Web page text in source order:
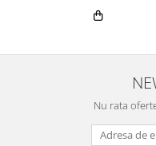
Nu rata